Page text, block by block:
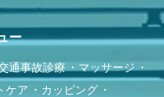
ー
通事故診療
マッサージ
ケア
カッピング